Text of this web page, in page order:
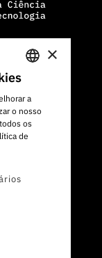
PORTUGUESE
ENGLISH
×
a
o nosso
os
de